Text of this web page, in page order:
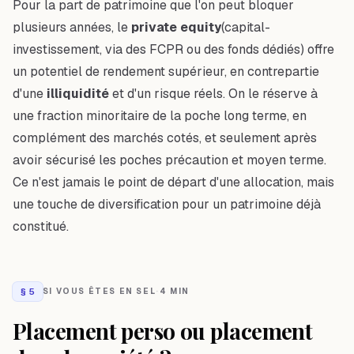
Pour la part de patrimoine que l'on peut bloquer
plusieurs années, le private equity(capital-
investissement, via des FCPR ou des fonds dédiés) offre
un potentiel de rendement supérieur, en contrepartie
d'une illiquiditéet d'un risque réels. On le réserve à
une fraction minoritaire de la poche long terme, en
complément des marchés cotés, et seulement après
avoir sécurisé les poches précaution et moyen terme.
Ce n'est jamais le point de départ d'une allocation, mais
une touche de diversification pour un patrimoine déjà
constitué.
§ 5 SI VOUS ÊTES EN SEL· 4 MIN
Placement perso ou placement